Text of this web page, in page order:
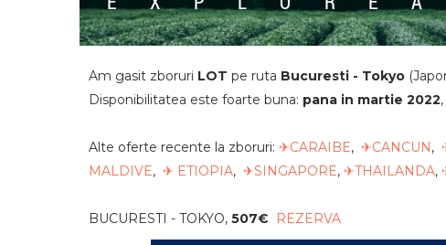
Am gasit zboruri LOT pe ruta Bucuresti - Tokyo
Disponibilitatea este foarte buna: pana in martie 2022
Alte oferte recente la zboruri: ✈CARAIBE, ✈CANCUN ,
MALDIVE, ✈ ETIOPIA, ✈SINGAPORE, ✈THAILANDA,
BUCURESTI - TOKYO, 507€ REZERVA